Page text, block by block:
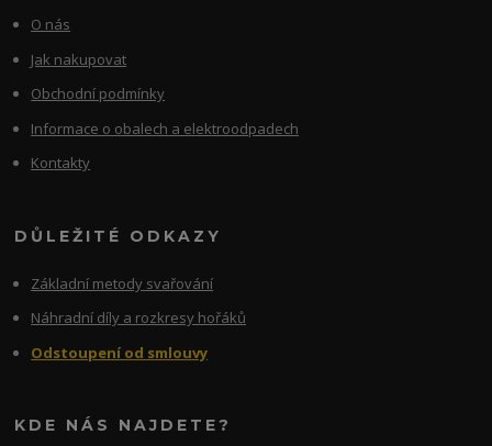
O nás
Jak nakupovat
Obchodní podmínky
Informace o obalech a elektroodpadech
Kontakty
DŮLEŽITÉ ODKAZY
Základní metody svařování
Náhradní díly a rozkresy hořáků
Odstoupení od smlouvy
KDE NÁS NAJDETE?